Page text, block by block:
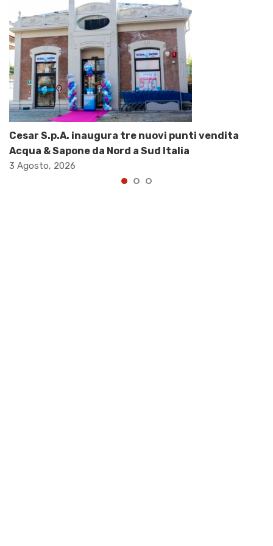
Cesar S.p.A. inaugura tre nuovi punti vendita
Acqua & Sapone da Nord a Sud Italia
3 Agosto, 2026